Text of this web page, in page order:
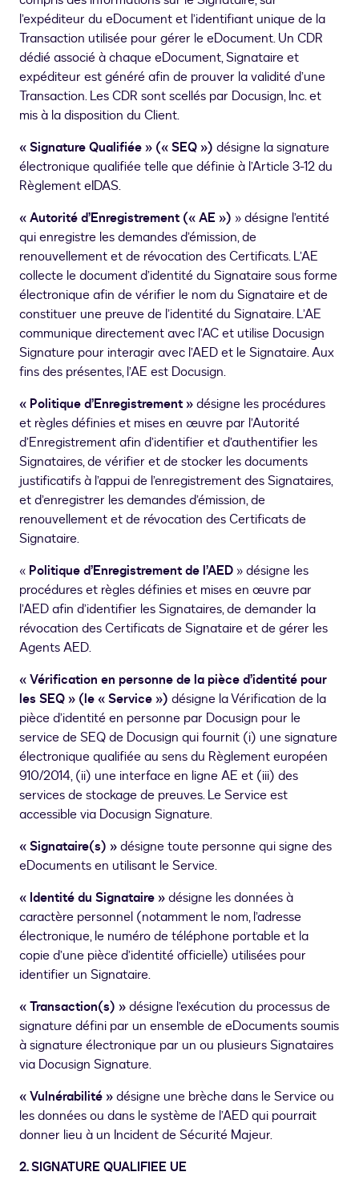
l’expéditeur du eDocument et l’identifiant unique de la
Transaction utilisée pour gérer le eDocument. Un CDR
dédié associé à chaque eDocument, Signataire et
expéditeur est généré afin de prouver la validité d’une
Transaction. Les CDR sont scellés par Docusign, Inc. et
mis à la disposition du Client.
« Signature Qualifiée » (« SEQ ») désigne la signature
électronique qualifiée telle que définie à l’Article 3-12 du
Règlement eIDAS.
« Autorité d’Enregistrement (« AE ») » désigne l’entité
qui enregistre les demandes d’émission, de
renouvellement et de révocation des Certificats. L’AE
collecte le document d’identité du Signataire sous forme
électronique afin de vérifier le nom du Signataire et de
constituer une preuve de l’identité du Signataire. L’AE
communique directement avec l’AC et utilise Docusign
Signature pour interagir avec l’AED et le Signataire. Aux
fins des présentes, l’AE est Docusign.
« Politique d’Enregistrement »désigne les procédures
et règles définies et mises en œuvre par l’Autorité
d’Enregistrement afin d’identifier et d’authentifier les
Signataires, de vérifier et de stocker les documents
justificatifs à l’appui de l’enregistrement des Signataires,
et d’enregistrer les demandes d’émission, de
renouvellement et de révocation des Certificats de
Signataire.
« Politique d’Enregistrement de l’AED » désigne les
procédures et règles définies et mises en œuvre par
l’AED afin d’identifier les Signataires, de demander la
révocation des Certificats de Signataire et de gérer les
Agents AED.
« Vérification en personne de la pièce d’identité pour
les SEQ » (le « Service ») désigne la Vérification de la
pièce d’identité en personne par Docusign pour le
service de SEQ de Docusign qui fournit (i) une signature
électronique qualifiée au sens du Règlement européen
910/2014, (ii) une interface en ligne AE et (iii) des
services de stockage de preuves. Le Service est
accessible via Docusign Signature.
« Signataire(s) »désigne toute personne qui signe des
eDocuments en utilisant le Service.
« Identité du Signataire »désigne les données à
caractère personnel (notamment le nom, l’adresse
électronique, le numéro de téléphone portable et la
copie d’une pièce d’identité officielle) utilisées pour
identifier un Signataire.
« Transaction(s) »désigne l’exécution du processus de
signature défini par un ensemble de eDocuments soumis
à signature électronique par un ou plusieurs Signataires
via Docusign Signature.
« Vulnérabilité »désigne une brèche dans le Service ou
les données ou dans le système de l’AED qui pourrait
donner lieu à un Incident de Sécurité Majeur.
2. SIGNATURE QUALIFIEE UE